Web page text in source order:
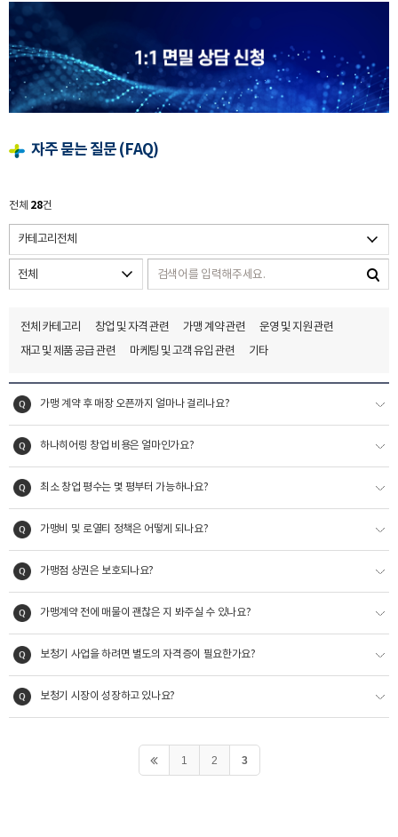
자주 묻는 질문 (FAQ)
전체 28건
전체 카테고리 창업 및 자격 관련 가맹 계약 관련
운영 및 지원 관련
재고 및 제품 공급 관련
마케팅 및 고객 유입 관련 기타
가맹 계약 후 매장 오픈까지 얼마나 걸리나요?
하나히어링 창업 비용은 얼마인가요?
최소 창업 평수는 몇 평부터 가능하나요?
가맹비 및 로열티 정책은 어떻게 되나요?
가맹점 상권은 보호되나요?
가맹계약 전에 매물이 괜찮은 지 봐주실 수 있나요?
보청기 사업을 하려면 별도의 자격증이 필요한가요?
보청기 시장이 성장하고 있나요?
1 2 3